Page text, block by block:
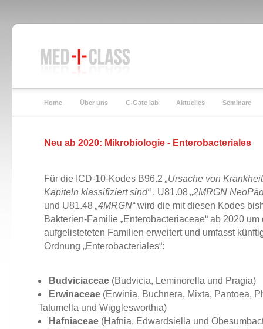
Home Über uns C-Gate lab Aktuelles Seminare
Neu ab 2020: Mikrobiologie - Enterobacteriales
Für die ICD-10-Kodes B96.2 „Ursache von
Kapiteln klassifiziert sind“, U81.08 „2MRGN
und U81.48 „4MRGN“wird die mit diesen Kodes
Bakterien-Familie „Enterobacteriaceae“ ab 2020
aufgelisteteten Familien erweitert und umfasst
Ordnung „Enterobacteriales“:
Budviciaceae (Budvicia, Leminorella und Pragia)
Erwinaceae (Erwinia, Buchnera, Mixta, Pantoea,
Tatumella und Wigglesworthia)
Hafniaceae (Hafnia, Edwardsiella und